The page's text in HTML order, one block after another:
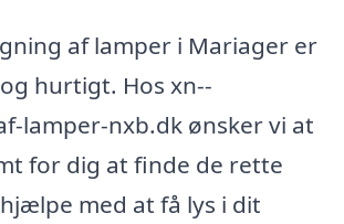
af lamper i Mariager er
hurtigt. Hos xn--
lamper-nxb.dk ønsker vi at
for dig at finde de rette
med at få lys i dit